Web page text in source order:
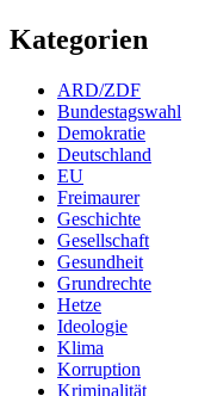
Kategorien
ARD/ZDF
Bundestagswahl
Demokratie
Deutschland
EU
Freimaurer
Geschichte
Gesellschaft
Gesundheit
Grundrechte
Hetze
Ideologie
Klima
Korruption
Kriminalität